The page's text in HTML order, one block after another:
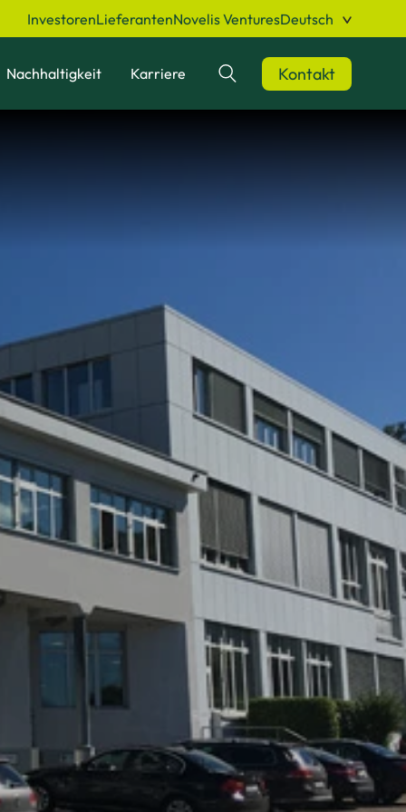
InvestorenLieferantenNovelis VenturesDeutsch
Nachhaltigkeit Karriere Suchen Kontakt